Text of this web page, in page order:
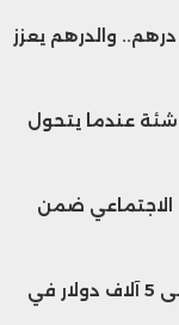
تقترب من 500 مليار درهم.. والدرهم يعزز
عندما يتحول
ضمن
يو بي إس يرفع سقف توقعاته للذهب إلى 5 آلاف دولار في